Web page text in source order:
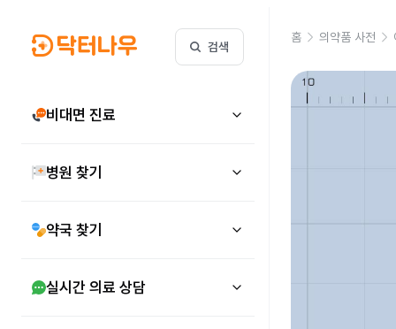
검색
비대면 진료
병원 찾기
약국 찾기
실시간 의료 상담
홈 의약품 사전